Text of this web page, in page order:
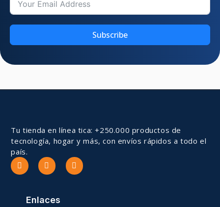
Subscribe
Tu tienda en línea tica: +250.000 productos de
tecnología, hogar y más, con envíos rápidos a todo el
país.
Enlaces